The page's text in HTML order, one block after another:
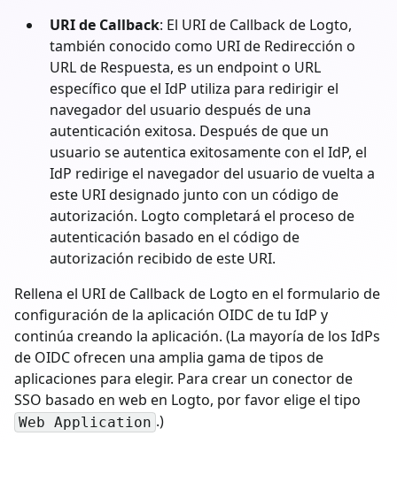
URI de Callback: El URI de Callback de Logto,
también conocido como URI de Redirección o
URL de Respuesta, es un endpoint o URL
específico que el IdP utiliza para redirigir el
navegador del usuario después de una
autenticación exitosa. Después de que un
usuario se autentica exitosamente con el IdP, el
IdP redirige el navegador del usuario de vuelta a
este URI designado junto con un código de
autorización. Logto completará el proceso de
autenticación basado en el código de
autorización recibido de este URI.
Rellena el URI de Callback de Logto en el formulario de
configuración de la aplicación OIDC de tu IdP y
continúa creando la aplicación. (La mayoría de los IdPs
de OIDC ofrecen una amplia gama de tipos de
aplicaciones para elegir. Para crear un conector de
SSO basado en web en Logto, por favor elige el tipo
Web Application .)